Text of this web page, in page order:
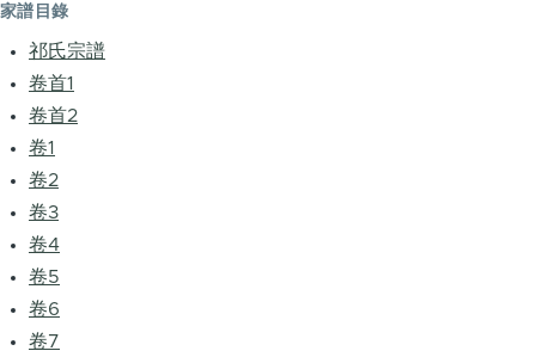
家譜目錄
祁氏宗譜
卷首1
卷首2
卷1
卷2
卷3
卷4
卷5
卷6
卷7